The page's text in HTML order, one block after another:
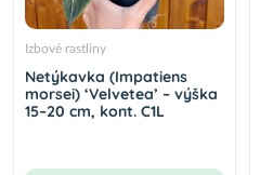
Izbové rastliny
Netýkavka (Impatiens
morsei) ‘Velvetea’ – výška
15–20 cm, kont. C1L